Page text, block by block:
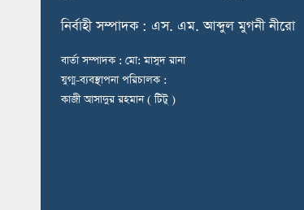
নির্বাহী সম্পাদক : এস. এম. আব্দুল মুগনী নীরো
বার্তা সম্পাদক : মো: মাসুদ রানা
যুগ্ম-ব্যবস্থাপনা পরিচালক :
কাজী আসাদুর রহমান ( টিটু )